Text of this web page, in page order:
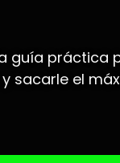
guía práctica
sacarle el